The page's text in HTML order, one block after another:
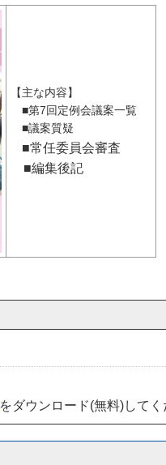
【主な内容】
■第7回定例会議案一覧
■議案質疑
■常任委員会審査
■編集後記
をダウンロード(無料)してく